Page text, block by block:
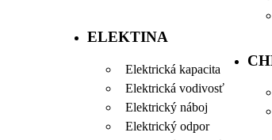
ELEKTINA
Elektrická kapacita
Elektrická vodivosť
Elektrický náboj
Elektrický odpor